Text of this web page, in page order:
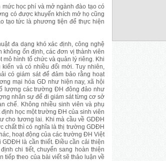
học phí và mở ngành đào tạo có
có được khuyến khích mở họ cũng
tạo tức là phương tiện để thực hiện
đa dạng khó xác định, công nghệ
không ổn định, các đơn vị thành viên
hình tổ chức và quản lý riêng. Khi
và có nhiều đổi mới. Tuy nhiên,
có giám sát để đảm bảo rằng hoạt
mại hóa GD như hiện nay, xã hội
lượng các trường ĐH đông đảo như
nhân sự để đi giám sát từng cơ sở
chế. Không nhiều sinh viên và phụ
học một trường ĐH của sinh viên
cho tương lai. Khi mà cầu về GDĐH
chất thì có nghĩa là thị trường GDĐH
hoạt động của các trường ĐH Việt
là cần thiết. Điều cần cải thiện
chi tiết, chuyển sang hoàn thiện
tiếp theo của bài viết sẽ thảo luận về